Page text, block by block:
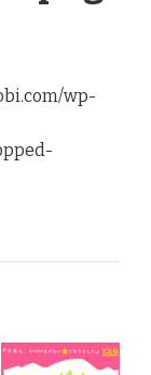
wp-